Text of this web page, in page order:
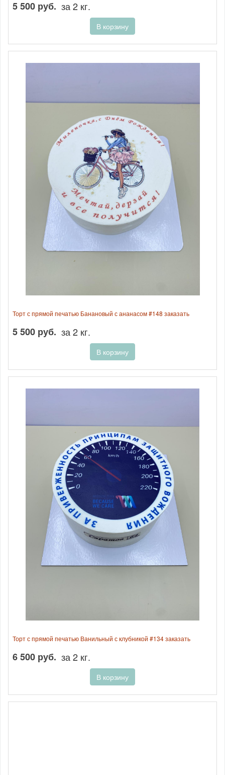
5 500 руб. за 2 кг.
В корзину
Торт с прямой печатью Банановый с ананасом #148 заказать
5 500 руб. за 2 кг.
В корзину
Торт с прямой печатью Ванильный с клубникой #134 заказать
6 500 руб. за 2 кг.
В корзину